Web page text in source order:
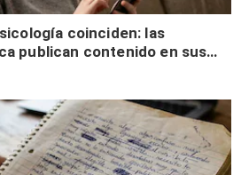
coinciden: las
publican contenido en sus
buscar validación